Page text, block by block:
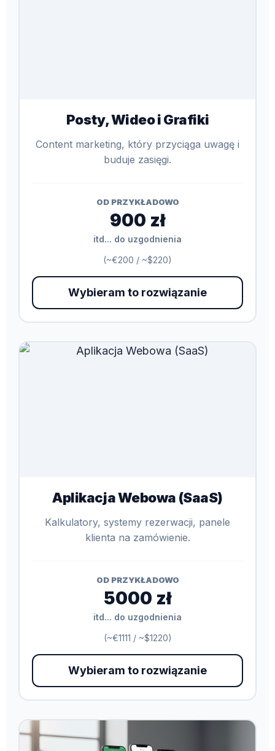
Posty, Wideo i Grafiki
Content marketing, który przyciąga uwagę i
buduje zasięgi.
OD PRZYKŁADOWO
900 zł
itd... do uzgodnienia
(~€200 / ~$220)
Wybieram to rozwiązanie
Aplikacja Webowa (SaaS)
Kalkulatory, systemy rezerwacji, panele
klienta na zamówienie.
OD PRZYKŁADOWO
5000 zł
itd... do uzgodnienia
(~€1111 / ~$1220)
Wybieram to rozwiązanie